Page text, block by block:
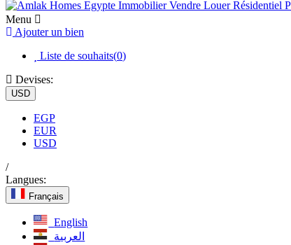
Menu
Ajouter un bien
Liste de souhaits(0)
Devises:
USD
EGP
EUR
USD
/
Langues:
Français
English
العربية